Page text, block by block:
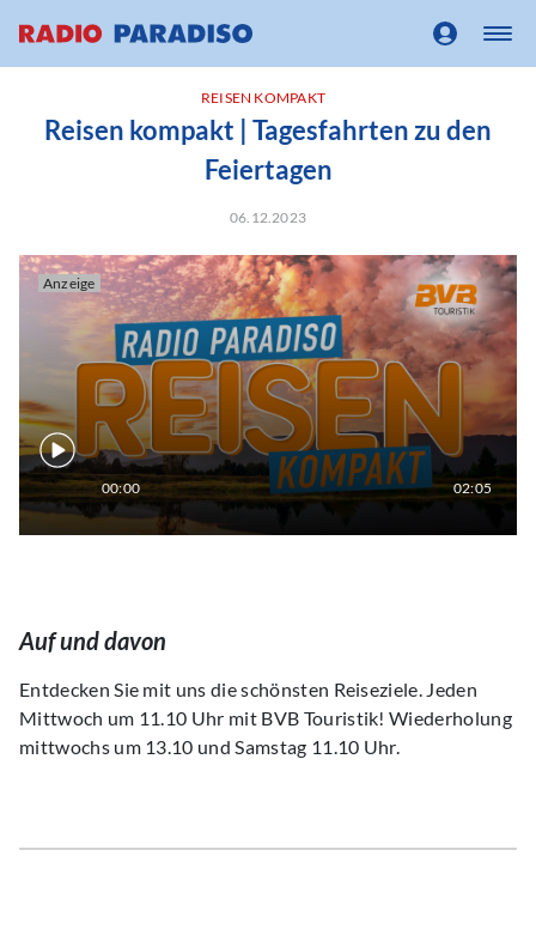
00:00 02:05
Anzeige
REISEN KOMPAKT
Reisen kompakt | Tagesfahrten zu den
Feiertagen
06.12.2023
Auf und davon
Entdecken Sie mit uns die schönsten Reiseziele. Jeden
Mittwoch um 11.10 Uhr mit BVB Touristik! Wiederholung
mittwochs um 13.10 und Samstag 11.10 Uhr.